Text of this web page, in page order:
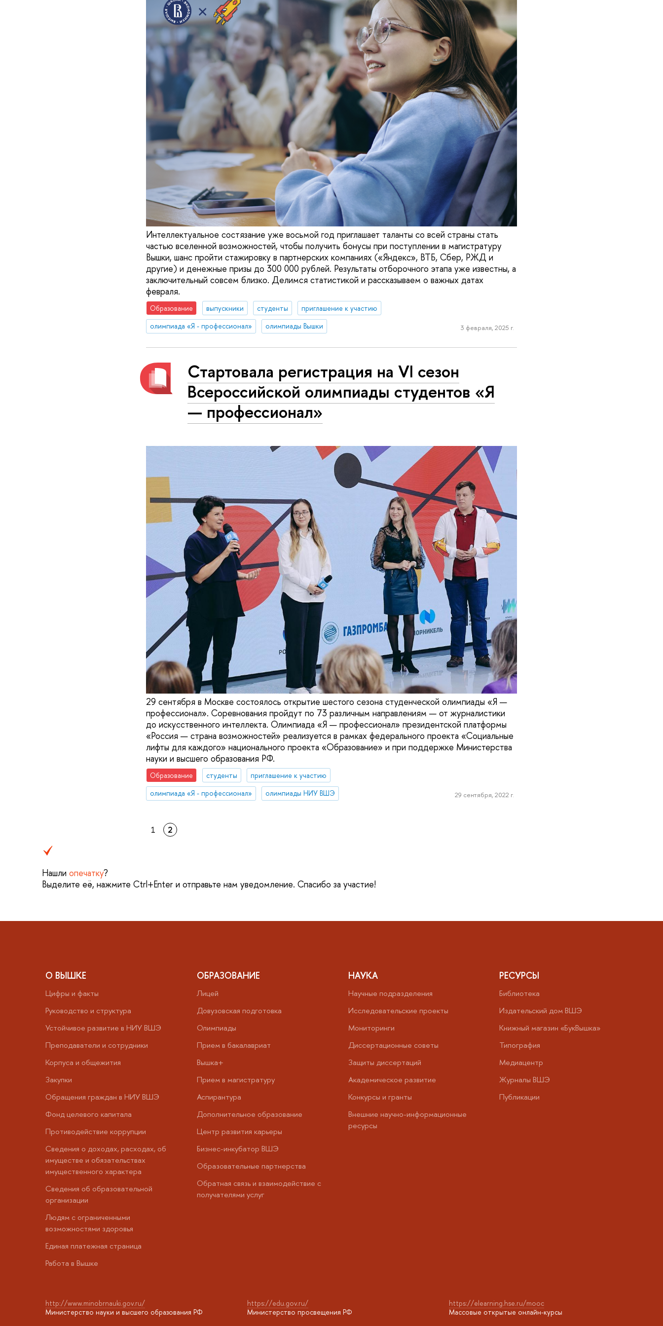
Интеллектуальное состязание уже восьмой год приглашает таланты со всей страны стать
частью вселенной возможностей, чтобы получить бонусы при поступлении в магистратуру
Вышки, шанс пройти стажировку в партнерских компаниях («Яндекс», ВТБ, Сбер, РЖД и
другие) и денежные призы до 300 000 рублей. Результаты отборочного этапа уже известны, а
заключительный совсем близко. Делимся статистикой и рассказываем о важных датах
февраля.
Образование выпускники студенты
приглашение к участию
олимпиада «Я - профессионал»
олимпиады Вышки 3 февраля, 2025 г.
Стартовала регистрация на VI сезон
Всероссийской олимпиады студентов «Я
— профессионал»
29 сентября в Москве состоялось открытие шестого сезона студенческой олимпиады «Я —
профессионал». Соревнования пройдут по 73 различным направлениям — от журналистики
до искусственного интеллекта. Олимпиада «Я — профессионал» президентской платформы
«Россия — страна возможностей» реализуется в рамках федерального проекта «Социальные
лифты для каждого» национального проекта «Образование» и при поддержке Министерства
науки и высшего образования РФ.
Образование студенты
приглашение к участию
олимпиада «Я - профессионал»
олимпиады НИУ ВШЭ 29 сентября, 2022 г.
1 2
Нашли опечатку?
Выделите её, нажмите Ctrl+Enter и отправьте нам уведомление. Спасибо за участие!
О ВЫШКЕ
Цифры и факты
Руководство и структура
Устойчивое развитие в НИУ ВШЭ
Преподаватели и сотрудники
Корпуса и общежития
Закупки
Обращения граждан в НИУ ВШЭ
Фонд целевого капитала
Противодействие коррупции
Сведения о доходах, расходах, об
имуществе и обязательствах
имущественного характера
Сведения об образовательной
организации
Людям с ограниченными
возможностями здоровья
Единая платежная страница
Работа в Вышке
ОБРАЗОВАНИЕ
Лицей
Довузовская подготовка
Олимпиады
Прием в бакалавриат
Вышка+
Прием в магистратуру
Аспирантура
Дополнительное образование
Центр развития карьеры
Бизнес-инкубатор ВШЭ
Образовательные партнерства
Обратная связь и взаимодействие с
получателями услуг
НАУКА
Научные подразделения
Исследовательские проекты
Мониторинги
Диссертационные советы
Защиты диссертаций
Академическое развитие
Конкурсы и гранты
Внешние научно-информационные
ресурсы
РЕСУРСЫ
Библиотека
Издательский дом ВШЭ
Книжный магазин «БукВышка»
Типография
Медиацентр
Журналы ВШЭ
Публикации
http://www.minobrnauki.gov.ru/
Министерство науки и высшего образования РФ
https://edu.gov.ru/
Министерство просвещения РФ
https://elearning.hse.ru/mooc
Массовые открытые онлайн-курсы